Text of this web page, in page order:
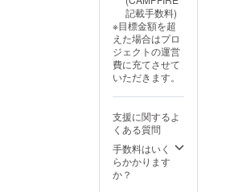
記載手数料)
※目標金額を超
えた場合はプロ
ジェクトの運営
費に充てさせて
いただきます。
支援に関するよ
くある質問
手数料はいく
らかかります
か？